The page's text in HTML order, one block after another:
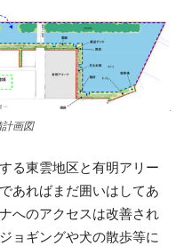
画図
る東雲地区と有明アリー
あればまだ囲いはしてあ
へのアクセスは改善され
ョギングや犬の散歩等に